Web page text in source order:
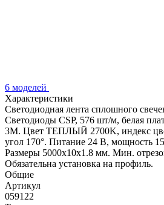
6 моделей
Характеристики
Светодиодная лента сплошного
Светодиоды CSP, 576 шт/м, белая
3M. Цвет ТЕПЛЫЙ 2700K, индекс
угол 170°. Питание 24 В, мощность
Размеры 5000x10x1.8 мм. Мин.
Обязательна установка на профиль.
Общие
Артикул
059122